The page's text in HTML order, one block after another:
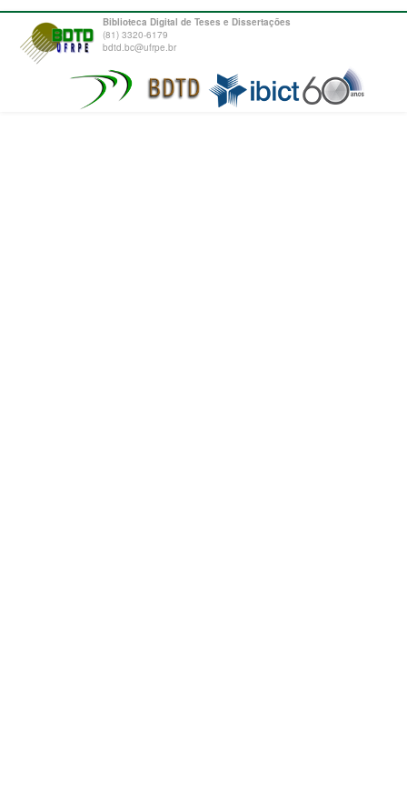
Biblioteca Digital de Teses e Dissertações
(81) 3320-6179
bdtd.bc@ufrpe.br